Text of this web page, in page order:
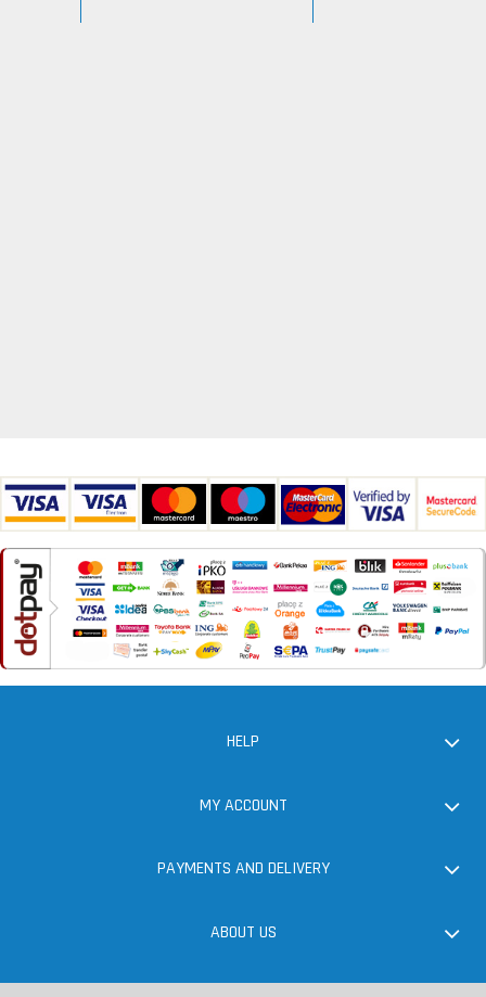
HELP
MY ACCOUNT
PAYMENTS AND DELIVERY
ABOUT US